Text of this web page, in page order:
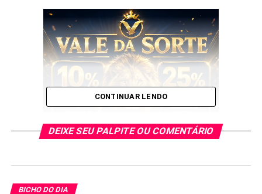
CONTINUAR LENDO
DEIXE SEU PALPITE OU COMENTÁRIO
BICHO DO DIA